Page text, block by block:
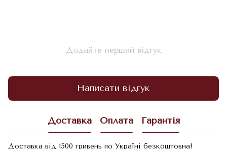
Додайте перший відгук
Написати відгук
Доставка Оплата Гарантія
Доставка від 1500 гривень по Україні безкоштовна!